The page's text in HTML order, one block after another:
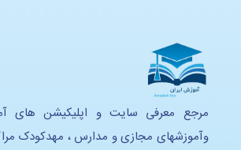
مرجع معرفی سایت و اپلیکیشن های
وآموزشهای مجازی و مدارس ، مهدکودک